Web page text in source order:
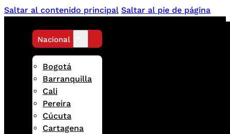
Saltar al contenido principal Saltar al pie de página
Nacional
Bogotá
Barranquilla
Cali
Pereira
Cúcuta
Cartagena